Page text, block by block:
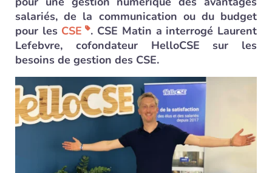
salariés, de la communication ou du budget
pour les CSE
. CSE Matin a interrogé Laurent
Lefebvre, cofondateur HelloCSE sur les
besoins de gestion des CSE.